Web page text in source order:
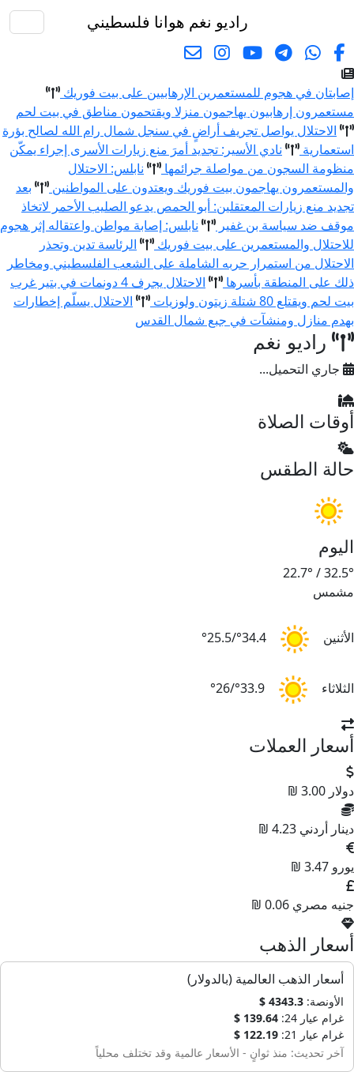
راديو نغم هوانا فلسطيني
إصابتان في هجوم للمستعمرين الإرهابيين على بيت فوريك
مستعمرون إرهابيون يهاجمون منزلا ويقتحمون مناطق في بيت لحم
الاحتلال يواصل تجريف أراضٍ في سنجل شمال رام الله لصالح بؤرة
استعمارية
نادي الأسير: تجديد أمرَ منع زيارات الأسرى إجراء يمكّن
منظومة السجون من مواصلة جرائمها
نابلس: الاحتلال
والمستعمرون يهاجمون بيت فوريك ويعتدون على المواطنين
بعد
تجديد منع زيارات المعتقلين: أبو الحمص يدعو الصليب الأحمر لاتخاذ
موقف ضد سياسة بن غفير
نابلس: إصابة مواطن واعتقاله إثر هجوم
للاحتلال والمستعمرين على بيت فوريك
الرئاسة تدين وتحذر
الاحتلال من استمرار حربه الشاملة على الشعب الفلسطيني ومخاطر
ذلك على المنطقة بأسرها
الاحتلال يجرف 4 دونمات في بتير غرب
بيت لحم ويقتلع 80 شتلة زيتون ولوزيات
الاحتلال يسلّم إخطارات
بهدم منازل ومنشآت في جبع شمال القدس
راديو نغم
جاري التحميل...
أوقات الصلاة
حالة الطقس
اليوم
32.5°
/
22.7°
مشمس
الأثنين 34.4°/25.5°
الثلاثاء 33.9°/26°
أسعار العملات
دولار 3.00 ₪
دينار أردني 4.23 ₪
يورو 3.47 ₪
جنيه مصري 0.06 ₪
أسعار الذهب
أسعار الذهب العالمية (بالدولار)
الأونصة: 4343.3 $
غرام عيار 24:
139.64 $
غرام عيار 21:
122.19 $
آخر تحديث: منذ ثوانٍ - الأسعار عالمية وقد تختلف محلياً